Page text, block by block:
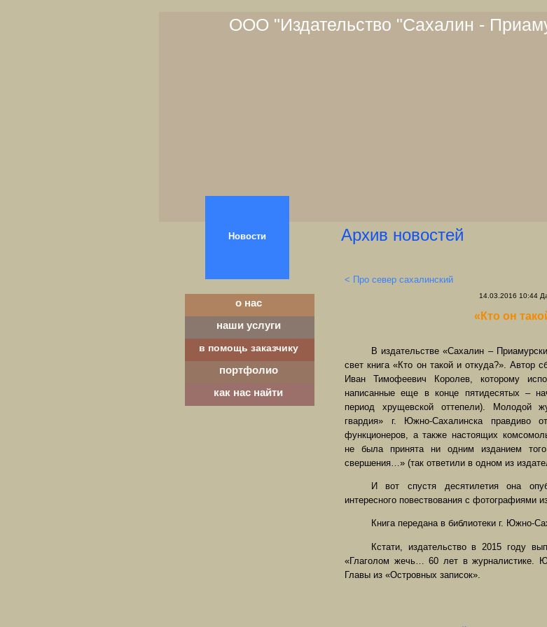
ООО "Издательство "Сахалин -
о нас
наши услуги
в помощь заказчику
портфолио
как нас найти
Архив новостей
< Про север сахалинский
14.03.2016 10:44
«Кто он
В издательстве «Сахалин –
свет книга «Кто он такой и откуда?». Автор
Иван Тимофеевич Королев, которому
написанные еще в конце пятидесятых –
период хрущевской оттепели). Молодой
гвардия» г. Южно-Сахалинска правдиво
функционеров, а также настоящих
не была принята ни одним изданием
свершения…» (так ответили в одном из
И вот спустя десятилетия она
интересного повествования с фотографиями
Книга передана в библиотеки г. Южно-
Кстати, издательство в 2015 году
«Глаголом жечь… 60 лет в журналистике.
Главы из «Островных записок».
Новости